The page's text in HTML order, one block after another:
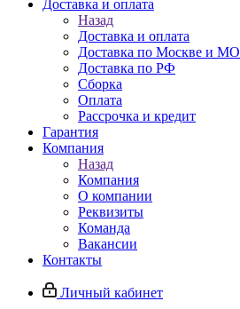
Доставка и оплата
Назад
Доставка и оплата
Доставка по Москве и МО
Доставка по РФ
Сборка
Оплата
Рассрочка и кредит
Гарантия
Компания
Назад
Компания
О компании
Реквизиты
Команда
Вакансии
Контакты
Личный кабинет